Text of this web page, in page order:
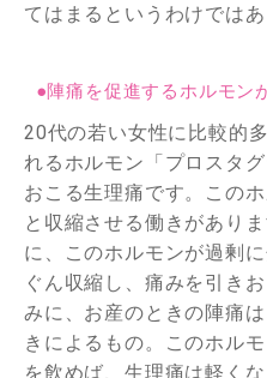
てはまるというわけではあ
●陣痛を促進するホルモン
20代の若い女性に比較的
れるホルモン「プロスタ
おこる生理痛です。この
と収縮させる働きがあり
に、このホルモンが過剰
ぐん収縮し、痛みを引き
みに、お産のときの陣痛
きによるもの。このホル
を飲めば、生理痛は軽くな